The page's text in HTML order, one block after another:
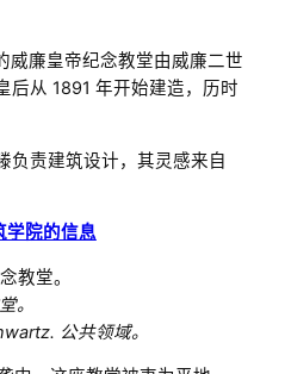
威廉皇帝纪念教堂由威廉二世
后从 1891 年开始建造，历时
负责建筑设计，其灵感来自
学院的信息
。
公共领域。